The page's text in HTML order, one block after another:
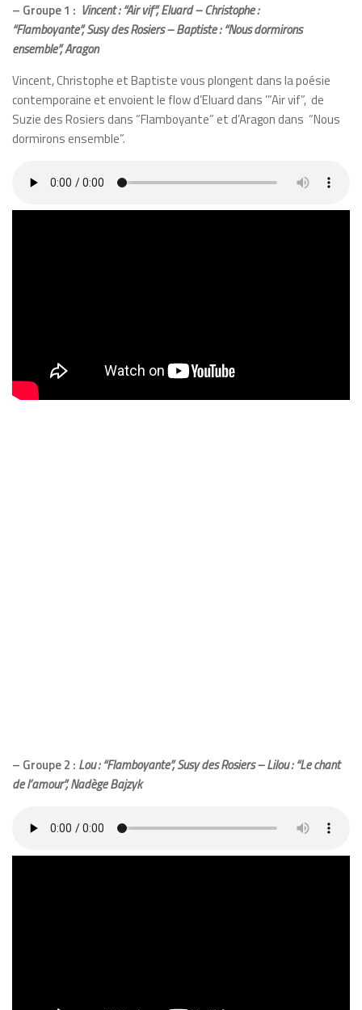
– Groupe 1 : Vincent : “Air vif”, Eluard – Christophe :
“Flamboyante”, Susy des Rosiers – Baptiste : “Nous dormirons
ensemble”, Aragon
Vincent, Christophe et Baptiste vous plongent dans la poésie
contemporaine et envoient le flow d’Eluard dans ’”Air vif”, de
Suzie des Rosiers dans “Flamboyante” et d’Aragon dans “Nous
dormirons ensemble”.
– Groupe 2 : Lou : “Flamboyante”, Susy des Rosiers – Lilou : “Le chant
de l’amour”, Nadège Bajzyk